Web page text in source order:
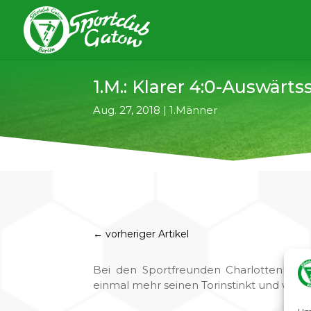
1.M.: Klarer 4:0-
Aug. 27, 2018 |1.Männer
←vorheriger Artikel
Bei den Sportfreunden
einmal mehr seinen Torinstinkt und war